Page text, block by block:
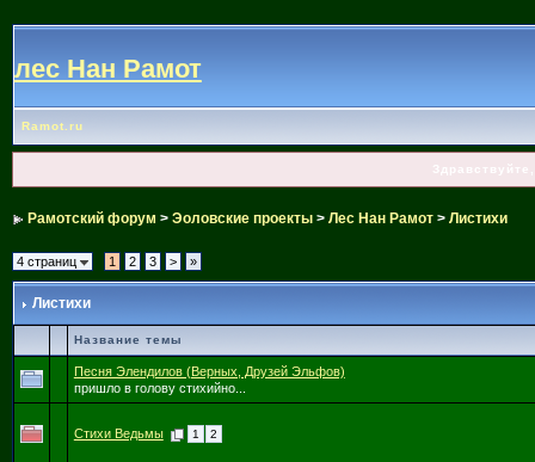
лес Нан Рамот
Ramot.ru
Рамотский форум > Эоловские проекты> Лес Нан Рамот> Листихи
4 страниц 1 2 3 > »
Листихи
Название темы
Песня Элендилов (Верных, Друзей Эльфов)
пришло в голову стихийно...
Стихи Ведьмы 1 2